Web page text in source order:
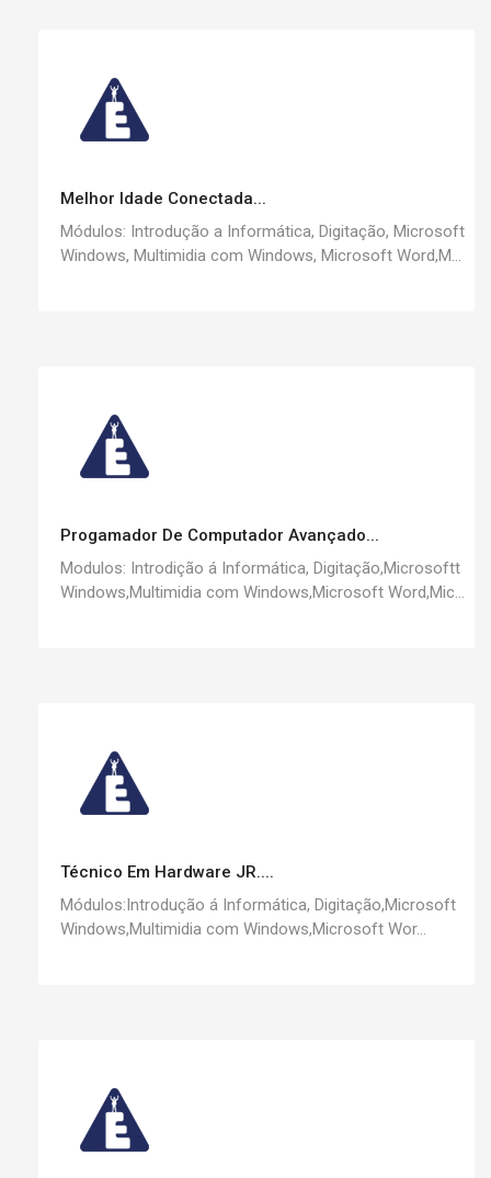
Melhor Idade Conectada...
Módulos: Introdução a Informática, Digitação, Microsoft
Windows, Multimidia com Windows, Microsoft Word,M...
Progamador De Computador Avançado...
Modulos: Introdição á Informática, Digitação,Microsoftt
Windows,Multimidia com Windows,Microsoft Word,Mic...
Técnico Em Hardware JR....
Módulos:Introdução á Informática, Digitação,Microsoft
Windows,Multimidia com Windows,Microsoft Wor...